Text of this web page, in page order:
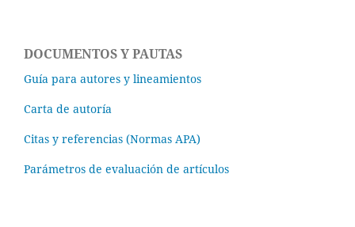
DOCUMENTOS Y PAUTAS
Guía para autores y lineamientos
Carta de autoría
Citas y referencias (Normas APA)
Parámetros de evaluación de artículos